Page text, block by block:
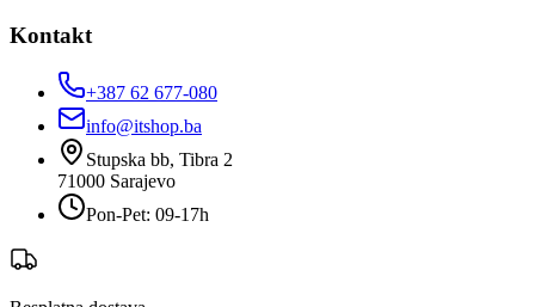
Kontakt
+387 62 677-080
info@itshop.ba
Stupska bb, Tibra 2
71000 Sarajevo
Pon-Pet: 09-17h